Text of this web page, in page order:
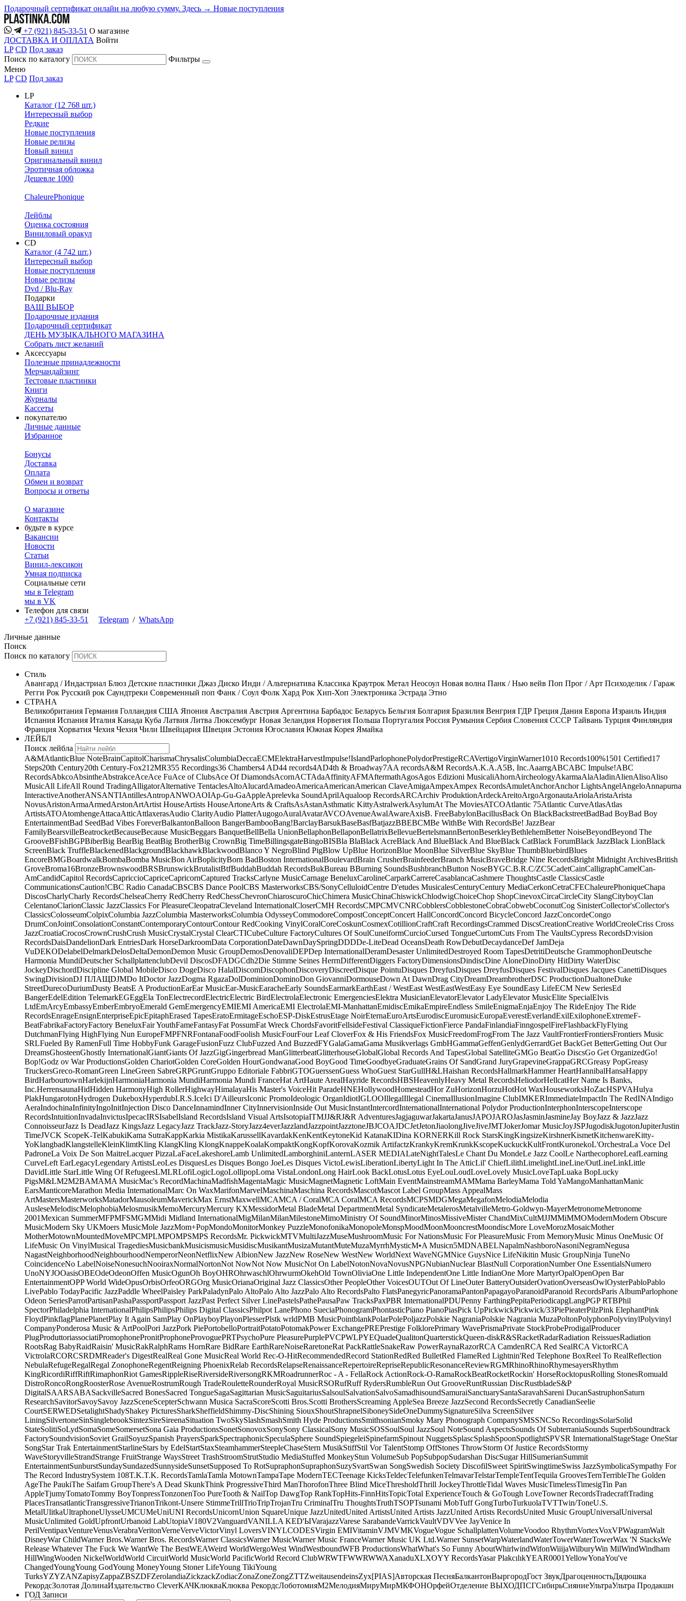
Подарочный сертификат онлайн на любую сумму. Здесь → Новые поступления
+7 (921) 845-33-51 О магазине
ДОСТАВКА И ОПЛАТА Войти
LP CD Под заказ
Поиск по каталогу
Фильтры
Меню
LP CD Под заказ
LP
Каталог (12 768 шт.)
Интересный выбор
Редкие
Новые поступления
Новые релизы
Новый винил
Оригинальный винил
Эротичная обложка
Дешевле 1000
ChaleurePhonique
Лейблы
Оценка состояния
Виниловый оракул
CD
Каталог (4 742 шт.)
Интересный выбор
Новые поступления
Новые релизы
Dvd / Blu-Ray
Подарки
ВАШ ВЫБОР
Подарочные издания
Подарочный сертификат
ДЕНЬ МУЗЫКАЛЬНОГО МАГАЗИНА
Собрать лист желаний
Аксессуары
Полезные принадлежности
Мерчандайзинг
Тестовые пластинки
Книги
Журналы
Кассеты
покупателю
Личные данные
Избранное
Бонусы
Доставка
Оплата
Обмен и возврат
Вопросы и ответы
О магазине
Контакты
будьте в курсе
Вакансии
Новости
Статьи
Винил-лексикон
Умная подписка
Социальные сети
мы в Telegram
мы в VK
Телефон для связи
+7 (921) 845-33-51
Telegram / WhatsApp
Личные данные
Поиск
Поиск по каталогу
Стиль
Авангард / Индастриал Блюз Детские пластинки Джаз Диско Инди / Альтернатива Классика Краутрок Метал Неосоул Новая волна Панк / Нью вейв Поп Прог / Арт Психоделик / Гараж
Регги Рок Русский рок Саундтреки Современный поп Фанк / Соул Фолк Хард Рок Хип-Хоп Электроника Эстрада Этно
СТРАНА
Великобритания Германия Голландия США Япония Австралия Австрия Аргентина Барбадос Беларусь Бельгия Болгария Бразилия Венгрия ГДР Греция Дания Европа Израиль Индия
Испания Испания Италия Канада Куба Латвия Литва Люксембург Новая Зеландия Норвегия Польша Португалия Россия Румыния Сербия Словения СССР Тайвань Турция Финляндия
Франция Хорватия Чехия Чехия Чили Швейцария Швеция Эстония Югославия Южная Корея Ямайка
ЛЕЙБЛ
Поиск лейбла
A&MAtlanticBlue NoteBrainCapitolCharismaChrysalisColumbiaDeccaECMElektraHarvestImpulse!IslandParlophonePolydorPrestigeRCAVertigoVirginWarner1010 Records100%1501 Certified17
Steps20th Century20th Century-Fox21 2MR355 Recordings36 Chambers4 AD44 records4AD4th & Broadway7AA recordsA&M RecordsA.K.A.A5B, Inc.AaarrgABCABC Impulse!ABC
RecordsAbkcoAbsintheAbstrakceAceAce FuAce of ClubsAce Of DiamondsAcornACTAdaAffinityAFMAftermathAgosAgos Edizioni MusicaliAhornAircheologyAkarmaAlaAladinAlienAlisoAliso
MusicAll LifeAll Round TradingAlligatorAlternative TentaclesAltoAlucardAmadeoAmericaAmericanAmerican ClaveAmigaAmpexAmpex RecordsAmuletAnchorAnchor LightsAngelAngeloAnnapurna
InteractiveAnotherANSANTIAntillesAntropANWOAOIAp-Gu-GaAppleAprelevka SoundAprilAqualoop RecordsARCArchiv ProduktionArdeckAreitoArgoArgonautaAriolaAristaArista
NovusAristonArmaArmedArstonArtArtist HouseArtists HouseArtoneArts & CraftsAsAstanAsthmatic KittyAstralwerkAsylumAt The MoviesATCOAtlantic 75Atlantic CurveAtlasAtlas
ArtistsATOAtomhengeAttacaAtticAttlaxerasAudio ClarityAudio PlatterAugogoAuralAvatarAVCOAvenueAwalAwareAxisB. FreeBabylonBacillusBack On BlackBackstreetBadBad BoyBad Boy
EntertainmentBad SeedBad Vibes ForeverBalkantonBalloon BangerBambooBang!BarclayBarsukBaseBasfBatjazzBBEBCMBe WithBe With RecordsBe! JazzBear
FamilyBearsvilleBeatrocketBecauseBecause MusicBeggars BanquetBellBella UnionBellaphonBellaponBellatrixBellevueBertelsmannBertonBeserkleyBethlehemBetter NoiseBeyondBeyond The
GrooveBFishBGPBiberBig BearBig BeatBig BrotherBig CrownBig TimeBillingsgateBingoBISBla BlaBlack AcreBlack And BlueBlack And BlueBlack CatBlack ForumBlack JazzBlack LionBlack
ScreenBlack TruffleBlackenedBlackgroundBlackhawkBlackwoodBlanco Y NegroBlind PigBlow UpBlue HorizonBlue MoonBlue SilverBlue SkyBlue ThumbBluebirdBlues
EncoreBMGBoardwalkBombaBomba MusicBon AirBoplicityBorn BadBoston InternationalBoulevardBrain CrusherBrainfeederBranch MusicBraveBridge Nine RecordsBright Midnight ArchivesBritish
GroveBroma16BronzeBrownswoodBRSBrunswickBrutalistBtfBuddahBuddah RecordsBukBureau BBurning SoundsBushbranchButton NoseBYGC.B.R.C/ZC5CadetCainCalligraphCamelCan-
AmCandidCapitol RecordsCapriccioCapriceCapricornCaptured TracksCarlyne MusicCarnage BeneluxCarolineCarparkCarrereCasablancaCashmere ThoughtsCastle ClassicsCastle
CommunicationsCaution!CBC Radio CanadaCBSCBS Dance PoolCBS MasterworksCBS/SonyCelluloidCentre D'etudes MusicalesCenturyCentury MediaCerkonCetraCFEChaleurePhoniqueChapa
DiscosCharlyCharly RecordsChelseaCherry RedCherry RedChessChevronChiaroscuroChicChimera MusicChinaChiswickChlodwigChoiceChop ShopCinevoxCircaCircleCity SlangCityboyClan
CelentanoClarionClassic JazzClassics For PleasureCleopatraCleveland InternationalCloserCMH RecordsCMPCMVCNRCobblersCobblestoneCobraCobwebCoconutCog SinisterCollector'sCollector's
ClassicsColosseumColpixColumbia JazzColumbia MasterworksColumbia OdysseyCommodoreCompostConceptConcert HallConcordConcord BicycleConcord JazzConcordeCongo
DrumConJointConsolationConstantContemporaryContourContour RedCooking VinylCoralCoreCoskunCosmexCotillionCraftCraft RecordingsCrammed DiscsCreationCreative WorldCreoleCriss Cross
JazzCroatiaCrocosCrownCrushCrush MusicCrystalCrystal ClearCTICubeCulture FactoryCultures Of SoulCuneiformCurcioCursed TongueCurtomCuts From The VaultsCypress RecordsD:vision
RecordsDaisDandelionDark EntriesDark HorseDarkroomData CorporationDateDawnDaySpringDDDDe-LiteDead OceansDeath RowDebutDecaydanceDef JamDeja
VuDEKODelabelDelmarkDelosDeltaDemonDemon Music GroupDemosDenovaliDEPDep InternationalDeramDesaster UnlimitedDestroyed Room TapesDetritiDeutsche GrammophonDeutsche
Harmonia MundiDeutscher SchallplattenclubDevil DiscosDFADGCdh2Die Stimme Seines HerrnDifferentDiggers FactoryDimensionsDindiscDine AloneDinoDirty HitDirty WaterDisc
JockeyDischordDiscipline Global MobileDisco DogeDisco HalalDiscomDiscophonDiscoveryDiscreetDisque PointuDisques DreyfusDisques DreyfusDisques FestivalDisques Jacques CanettiDisques
SwingDivisionDJ ПЛАЩDJMDo ItDoctor JazzDogma RgazaDolDominionDominoDon GiovanniDormouseDown At DawnDrag CityDreamDreambrotherDSC ProductionDualtoneDuke
StreetDurecoDuriumDusty BeatsE A ProductionEarEar MusicEar-MusicEaracheEarly SoundsEarmarkEarthEast / WestEast WestEastWestEasy Eye SoundEasy LifeECM New SeriesEd
BangerEdelEdition TelemarkEGEggEla TonElectrecordElectricElectric BirdElectrolaElectronic EmergenciesElektra MusicianElevatorElevator LadyElevator MusicElite SpecialElvis
LtdEmArcyEmbassyEmberEmbryoEmerald GemEmergencyEMIEMI AmericaEMI ElectrolaEMI-ManhattanEmidiscEmikaEmpireEndless SmileEnigmaEnjaEnjoy The RideEnjoy The Ride
RecordsEnrageEnsignEnterpriseEpicEpitaphErased TapesEratoErmitageEschoESP-DiskEstrusEtage NoirEternaEuroArtsEurodiscEuromusicEuropaEverestEverlandExilExilophoneExtremeF-
BeatFabrikaFactoryFactory BeneluxFair YouthFameFantasyFat PossumFat Wreck ChordsFavoritFellsideFestival ClassiqueFictionFierce PandaFinlandiaFinngospelFireFlashbackFlyFlying
DutchmanFlying HighFlying Nun EuropeFMPFNRFontanaFoodFoolish MusicFourFour Leaf CloverFox & His FriendsFox MusicFreedomFrogFrom The Jazz VaultFrontierFrontiersFrontiers Music
SRLFueled By RamenFull Time HobbyFunk GarageFusionFuzz ClubFuzzed And BuzzedFYGalaGamaGama Musikverlags GmbHGammaGeffenGenlydGerrardGet BackGet BetterGetting Out Our
DreamsGhosteenGhostly InternationalGiantGiants Of JazzGigGingerbread ManGlitterbeatGlitterhouseGlobalGlobal Records And TapesGlobal SatelliteGMGo BeatGo DiscsGo Get OrganizedGo!
Bop!Godz ov War ProductionsGolden ChariotGolden CoreGolden HourGondwanaGood BoyGood TimeGoodbyeGraduateGrains Of SandGrand JuryGrapevineGrappaGRCGreasy PopGreasy
TruckersGreco-RomanGreen LineGreen SabreGRPGruntGruppo Editoriale FabbriGTOGuerssenGuess WhoGuest StarGullH&LHaishan RecordsHallmarkHammer HeartHannibalHansaHappy
BirdHarbourtownHarlekijnHarmoniaHarmonia MundiHarmonia Mundi FranceHat ArtHaute ArealHayride RecordsHBSHeavenlyHeavy Metal RecordsHeliodorHellcatHer Name Is Banks,
Inc.HerrensaunaHidHidden HarmonyHigh RollerHighwayHimalayaHis Master's VoiceHit ParadeHNEHollywoodHomesteadHor ZuHorizonHorzuHotHot WaxHouseworksHoZacHSPVAHulya
PlakHungarotonHydrogen DukeboxHyperdubI.R.S.IceIci D'AilleursIconic PromoIdeologic OrganIdiotIGLOOIllegalIllegal CinemaIllusionImagine ClubIMKERImmediateImpactIn The RedINAIndigo
AeraIndochinaInfinityIngoInitInjection Disco DanceInnamindInner CityInnervisionInside Out MusicInstantIntercordInternationalInternational Polydor ProductionInterphonInterscopeInterscope
RecordsIntuitionInvadaInvictusIpecacIRSIsabelIsland RecordsIsland Visual ArtsIsotopiaITMJJ&RJ&R AdventuresJagjaguwarJakartaJanusJAPOJAROJasJasminJasmineJay BoyJazz & JazzJazz
ConnoisseurJazz Is DeadJazz KingsJazz LegacyJazz TrackJazz-StoryJazz4everJazzlandJazzpointJazztoneJBJCOAJDCJetJetonJiaolongJiveJiveJMTJokerJomar MusicJoyJSPJugodiskJugotonJupiterJustin
TimeJVCK ScopeK-TelKabukiKama SutraKappKarkia MistikaKarussellKavardakKenKentKeytoneKid KatanaKIDina KORNERKill Rock StarsKingKingsizeKirshnerKismetKitchenwareKitty-
YoKlangbadKlangstelleKleinKlimtKling KlangKling KlongKnappeKoalaKompaktKongKopfKorovaKozmik ArtifactzKrankyKremKrunkKscopeKuckuckKultFrontKuronekoL'OrchestraLa Voce Del
PadroneLa Voix De Son MaitreLacquer PizzaLaFaceLakeshoreLamb UnlimitedLamborghiniLanternLASER MEDIALateNightTalesLe Chant Du MondeLe Jazz CoolLe NarthecophoreLeafLearning
CurveLeft EarLegacyLegendary ArtistsLeoLes DisquesLes Disques Bongo JoeLes Disques VictoLewisLiberationLibertyLight In The AtticLil' ChiefLilithLimelightLineLine/OutLineLinkLittle
DavidLittle StarLittle Wing Of RefugeesLMLRLofiLogicLogoLollipopLoma VistaLondonLong HairLook BackLotusLotus EyeLouLoudLoveLovely MusicLoveTapLuaka BopLucky
PigsM&LM2M2BAMAMA MusicMac's RecordMachinaMadfishMagentaMagic MusicMagnetMagnetic LoftMain EventMainstreamMAMMama BarleyMama Told YaMangoManhattanManic
EarsManticoreMarathon Media InternationalMarc On WaxMarifonMarvelMaschinaMaschina RecordsMascotMascot Label GroupMass AppealMass
ArtMastersMasterworksMatadorMausoleumMaverickMax ErnstMaxwellMCAMCA / CoralMCA CoralMCA RecordsMCPSMDGMegaMegafonMelodiaMelodia
AusleseMelodiscMelophobiaMelosmusikMemoMercuryMercury KXMessidorMetal BladeMetal DepartmentMetal SyndicateMetalerosMetalvilleMetro-Goldwyn-MayerMetronomeMetronome
2001Mexican SummerMFPMFSMGMMidi Midland InternationalMigMilanMilanMilestoneMimoMinistry Of SoundMinorMinosMissiveMister ChandMixCultMJJMMiMMOModernModern Obscure
MusicModern Sky UKMoers MusicMole JazzMom+PopMondoMonitorMonkey PuzzleMonofonikaMonopoleMonspMoodMoonMooncrestMoondiscMore LoveMorozMosaicMother
MotherMotownMountedMoveMPCMPLMPOMPSMPS RecordsMr. PickwickMTVMultiJazzMuseMushroomMusic For NationsMusic For PleasureMusic From MemoryMusic Minus OneMusic Of
LifeMusic On VinylMusical TragediesMusicbankMusicismusicMusidiscMusikantMusizaMutantMuteMuzaMyrrhMysticM•A Musicn5MDNABELNapalmNashboroNasoniNegramNegusa
NagastNeighborhoodNeighbourhoodNemperorNeonNetflixNew AlbionNew JazzNew RoseNew WestNew WorldNext WaveNGMNice GuysNice LifeNikitin Music GroupNinja TuneNo
CoincidenceNo LabelNoiseNonesuchNooiraxNormalNortonNot NowNot Now MusicNot On LabelNotonNovaNovusNPGNubianNuclear BlastNull CorporationNumber One EssentialsNumero
UnoNYJOOasisOBEOdeOdeonOffen MusicOgunOh BoyOHROhrwaschlOhrwurmOkehOld TownOliviaOne Little IndependentOne Little IndianOne More MartyrOpalOpenOpen Bar
EntertainmentOPP World WideOpusOrbisOrfeoORGOrg MusicOrianaOriginal Jazz ClassicsOther PeopleOther VoicesOUTOut Of LineOuter BatteryOutsiderOvationOverseasOwlOysterPabloPablo
LivePablo TodayPacific JazzPaddle WheelPaisley ParkPaladynPalo AltoPalo Alto JazzPalo Alto RecordsPalto FlatsPanegyricPanoramaPantonPapagayoParanoidParanoid RecordsParis AlbumParlophone
Odeon SeriesParrotPartisanPashaPassportPassport JazzPast Perfect Silver LinePastelsPathePausaPaw TracksPaxPBR InternationalPDUPenny FarthingPepitaPeriodicapgLangPGP RTBPhil
SpectorPhiladelphia InternationalPhilipsPhilipsPhilips Digital ClassicsPhilpot LanePhono SueciaPhonogramPhontasticPiano PianoPiasPick UpPickwickPickwick/33PiePieaterPilzPink ElephantPink
FloydPinkflagPlanePlanetPlay It Again SamPlay OnPlayboyPlayonPlesserPlstk wrldPMB MusicPointblankPolarPolePoljazzPolskie NagraniaPolskie Nagrania MuzaPoltonPolyphonPolyvinylPolyvinyl
CompanyPonderosa Music & ArtPoolPori JazzPork PiePortobelloPortraitPotatoPotomakPower ExchangePREPrestige FolklorePrimary WavePrismaPrivate StockProbeProdigalProducer
PlugProduttoriassociatiPromophonePronitProphoneProvoguePRTPsychoPure PleasurePurplePVCPWLPYEQuadeQualitonQuarterstickQueen-diskR&SRacketRadarRadiation ReissuesRadiation
RootsRag BabyRaidRaisin' MusicRakRalphRams HornRare BidRare EarthRareNoiseRaretoneRat PackRattleSnakeRaw PowerRaynaRazorRCA CamdenRCA Red SealRCA VictorRCA
VictrolaRCORCSRDMReader's DigestRealReal Gone MusicReal World Rec-O-HitRecommendedRecord StationRedRed BulletRed FlameRed Lightnin'Red Telephone BoxReel To RealReflection
NebulaRefugeRegalRegal ZonophoneRegentReigning PhoenixRelab RecordsRelapseRenaissanceRepertoireRepriseRepublicResonanceReviewRGMRhinoRhinoRhymesayersRhythm
KingRicordiRiffRiftRimaphonRiot GamesRippleRiseRiversideRiversongRKMRoadrunnerRoc - A - FellaRock ActionRock-O-RamaRockBeatRocketRockin' HorseRocktopusRolling StonesRomuald
DistroRoncoRongRoosterRose AvenueRostrumRough TradeRouletteRounderRoyal MusicRSORufRuff RydersRumbleRun Out GrooveRuntRussian DiscRustbladeS&P
DigitalSAARSABASackvilleSacred BonesSacred TongueSagaSagittarian MusicSaguitariusSalsoulSalvationSalvoSamadhisoundSamuraiSanctuarySantaSaravahSareni DucanSastruphonSaturn
ResearchSavitorSavoySavoy JazzSceneScepterSchwann Musica SacraScoreScotti Bros.Scotti BrothersScreaming AppleSea Breeze JazzSecond RecordsSecretly CanadianSeelie
CourtSERWEDSetalightShadyShakey PicturesSharkSheffieldShimmy-DiscShining SiouxShoutShrapnelSiboneySideOneDummySignatureSilva ScreenSilver
LiningSilvertoneSinSinglebrookSintezSireSireenaSituation TwoSkySlashSmashSmith Hyde ProductionsSmithsonianSmoky Mary Phonograph CompanySMSSNCSo RecordingsSolarSolid
StateSolitiSoLydSomaSomeSomersetSona Gaia ProductionsSonetSonovoxSonySony ClassicalSony MusicSOSSoulSoul JazzSoul NoteSound AspectsSounds Of SubterraniaSounds SuperbSoundtrack
FactorySoundvisionSoviet GrailSoyuzSpanish PrayersSparkSpectraphonicSpeculaSphere SoundSpiegeleiSpinefarmSpinout NuggetsSplascSplashSpoonSpotlightSPVSR InternationalStageStage OneStar
SongStar Trak EntertainmentStarlineStars by EdelStartStaxSteamhammerSteepleChaseStern MusikStiffStil Vor TalentStomp OffStones ThrowStorm Of Justice RecordsStormy
WaveStoryvilleStrandStrange FruitStrange WaysStreet TrashStroomStrutStudio MediaStuffed MonkeyStun VolumeSub PopSubpopSudarshan DiscSugar HillSumerianSummit
EntertainmentSunburstSundaySundazedSunnysideSunsetSupposed To RotSupraphonSupraphonSuzySvartSwan SongSwedish Society DiscofilSweet SpiritSwingtimeSwiss JazzSymbolicaSympathy For
The Record IndustrySystem 108T.K.T.K. RecordsTamlaTamla MotownTampaTape ModernTECTeenage KicksTeldecTelefunkenTelmavarTelstarTempleTentTequila GroovesTernTerribleThe Golden
AgeThe PaukiThe Saifam GroupThere's A Dead SkunkThink ProgressiveThird ManThorofonThree Blind MiceThresholdThrill JockeyThrottleTidal Waves MusicTimelessTimesigTin Pan
AppleTjumyTomatoTommy BoyTonpressTonzonenToo PureTooth & NailTop DawgTop RankTopHits-FinnHitsTopicTotal ExperienceTouch & GoTough LoveTowner RecordsTradecraftTrading
PlacesTransatlanticTransgressiveTrianonTrikont-Unsere StimmeTrillTrioTripTrojanTru CriminalTru ThoughtsTruthTSOPTsunami MobTuff GongTurboTurkuolaTVTTwin/ToneU.S.
MetalUlitkaUltraphoneUlysseUMCUMeUniUNI RecordsUnicornUnion SquareUnique JazzUnitedUnited ArtistsUnited Artists JazzUnited Artists RecordsUnited Music GroupUniversalUniversal
MusicUnlimited GoldUpfrontUrbanoid LabUtopiaV180V2VanguardVANILLA KED'ЫVarajazzVarese SarabandeVarrickVaultVDVVee JayVenice In
PerilVentipaxVentureVenusVerabraVeritonVerneVerveVictorVinyl LoversVINYLCODESVirgin EMIVitaminVJMVMKVogueVogue SchallplattenVolumeVoodoo RhythmVortexVoxVPWagramWalt
DisneyWar ChildWarner Bros.Warner Bros. RecordsWarner ClassicsWarner MusicWarner Music FranceWarner Music UK Ltd.Warner SunsetWarpWaterlandWaterTowerWaterTowerWax 'N StacksWe
Release Whatever The Fuck We WantWe The BestWEAWeird WorldWergoWest WindWestboundWFB ProductionsWhatWhat's So Funny AboutWhirlwindWifonWiiijaWilburyWin MilWindWindham
HillWingWooden NickelWorldWorld CircuitWorld MusicWorld PacificWorld Record ClubWRWTFWWRWWAXanaduXLXOYY RecordsYasar PlakcılıkYEAR0001YellowYonaYou've
ChangedYoungYoung GodYoung MoneyYoung Stoner LifeYoung TikiYoung
TurksYZYZANZapisyZappaZBSZDFZerolandiaZickzackZodiacZonaZoneZongZTTZweitausendeinsZyx[PIAS]Авторская ПесняБалкантонВыргородГост ЗвукДрагоценностьДядюшка
РекордсЗолотая ДолинаИздательство CleverКАЧКлюкваКлюква РекордсЛоботомияМ2МелодияМируМирМКФОНОрфейОтделение ВЫХОДПСГСибирьСияниеУльтраУльтра Продакшн
ГОД Записи